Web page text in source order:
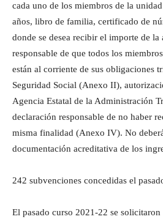
cada uno de los miembros de la
años, libro de familia, certificado de
donde se desea recibir el importe de la
responsable de que todos los
están al corriente de sus obligaciones
Seguridad Social (Anexo II),
Agencia Estatal de la Administración
declaración responsable de no haber
misma finalidad (Anexo IV). No
documentación acreditativa de los
242 subvenciones concedidas el
El pasado curso 2021-22 se